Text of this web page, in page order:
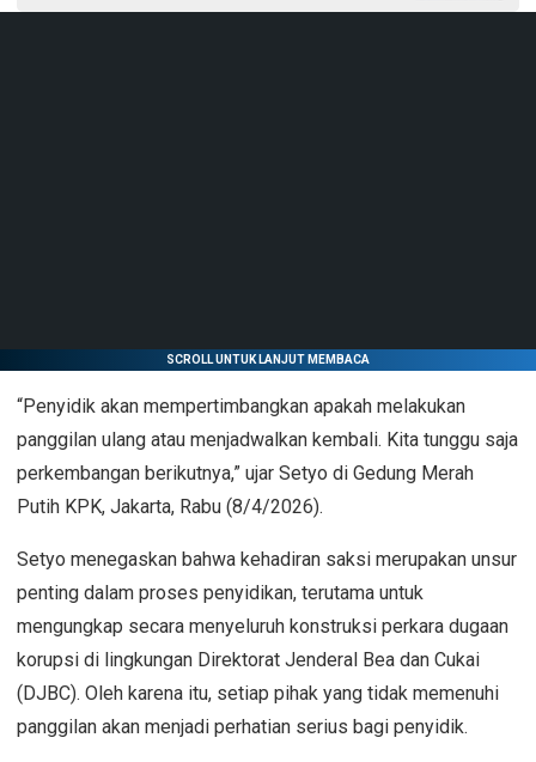
SCROLL UNTUK LANJUT MEMBACA
“Penyidik akan mempertimbangkan apakah melakukan
panggilan ulang atau menjadwalkan kembali. Kita tunggu saja
perkembangan berikutnya,” ujar Setyo di Gedung Merah
Putih KPK, Jakarta, Rabu (8/4/2026).
Setyo menegaskan bahwa kehadiran saksi merupakan unsur
penting dalam proses penyidikan, terutama untuk
mengungkap secara menyeluruh konstruksi perkara dugaan
korupsi di lingkungan Direktorat Jenderal Bea dan Cukai
(DJBC). Oleh karena itu, setiap pihak yang tidak memenuhi
panggilan akan menjadi perhatian serius bagi penyidik.